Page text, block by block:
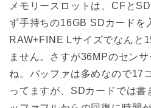
メモリースロットは、CFと
ず手持ちの16GB SDカードを
RAW+FINE Lサイズでなんと
ません。さすが36MPのセン
ね。バッファは多めなので17
ってますが、SDカードでは書